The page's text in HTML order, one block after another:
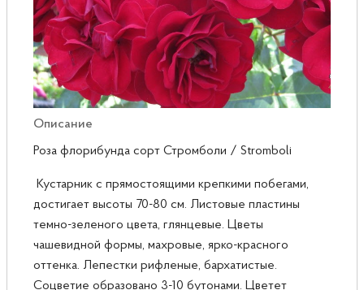
Сирень
Описание
Роза флорибунда сорт Стромболи / Stromboli
Кустарник с прямостоящими крепкими побегами,
достигает высоты 70-80 см. Листовые пластины
темно-зеленого цвета, глянцевые. Цветы
чашевидной формы, махровые, ярко-красного
оттенка. Лепестки рифленые, бархатистые.
Соцветие образовано 3-10 бутонами. Цветет